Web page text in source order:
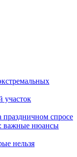
участок
праздничном спросе
важные нюансы
нельзя